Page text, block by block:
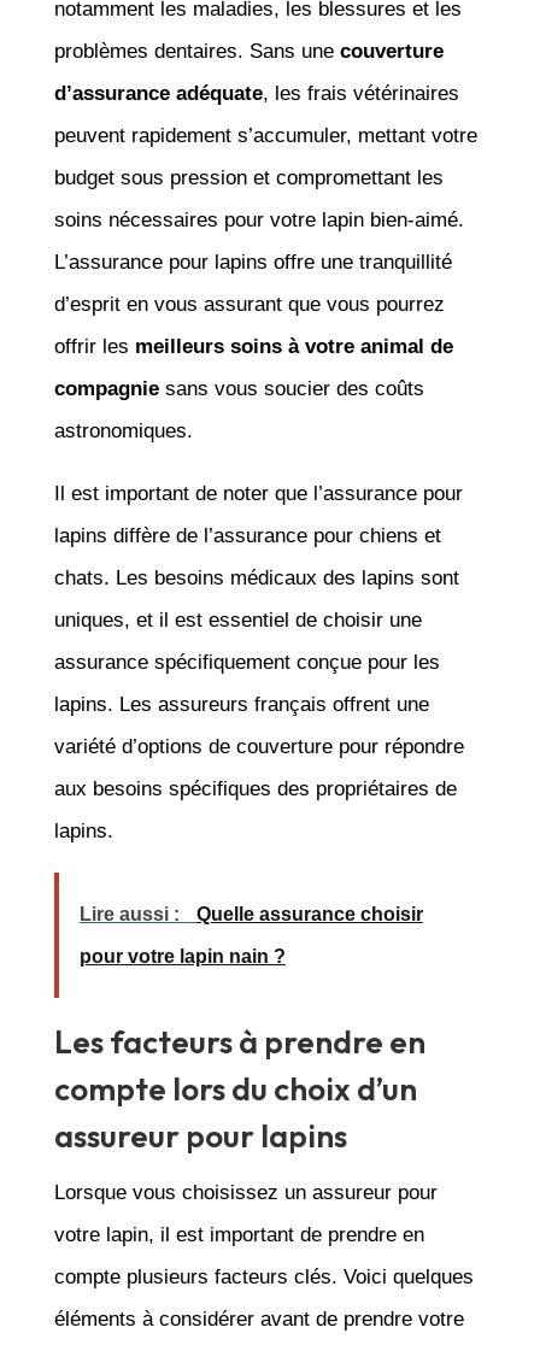
notamment les maladies, les blessures et les
problèmes dentaires. Sans une couverture
d’assurance adéquate, les frais vétérinaires
peuvent rapidement s’accumuler, mettant votre
budget sous pression et compromettant les
soins nécessaires pour votre lapin bien-aimé.
L’assurance pour lapins offre une tranquillité
d’esprit en vous assurant que vous pourrez
offrir les meilleurs soins à votre animal de
compagniesans vous soucier des coûts
astronomiques.
Il est important de noter que l’assurance pour
lapins diffère de l’assurance pour chiens et
chats. Les besoins médicaux des lapins sont
uniques, et il est essentiel de choisir une
assurance spécifiquement conçue pour les
lapins. Les assureurs français offrent une
variété d’options de couverture pour répondre
aux besoins spécifiques des propriétaires de
lapins.
Lire aussi : Quelle assurance choisir
pour votre lapin nain ?
Les facteurs à prendre en
compte lors du choix d’un
assureur pour lapins
Lorsque vous choisissez un assureur pour
votre lapin, il est important de prendre en
compte plusieurs facteurs clés. Voici quelques
éléments à considérer avant de prendre votre